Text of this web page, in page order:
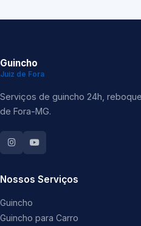
Guincho
Juiz de Fora
Serviços de guincho 24h,
de Fora-MG.
Nossos Serviços
Guincho
Guincho para Carro